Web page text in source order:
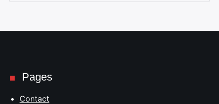
Pages
Contact